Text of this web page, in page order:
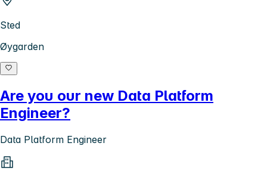
Sted
Øygarden
Are you our new Data Platform
Engineer?
Data Platform Engineer